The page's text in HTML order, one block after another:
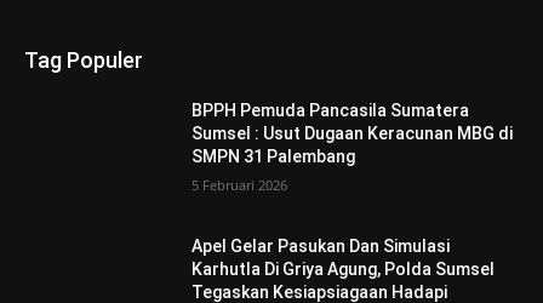
Tag Populer
BPPH Pemuda Pancasila Sumatera
Sumsel : Usut Dugaan Keracunan MBG di
SMPN 31 Palembang
5 Februari 2026
Apel Gelar Pasukan Dan Simulasi
Karhutla Di Griya Agung, Polda Sumsel
Tegaskan Kesiapsiagaan Hadapi